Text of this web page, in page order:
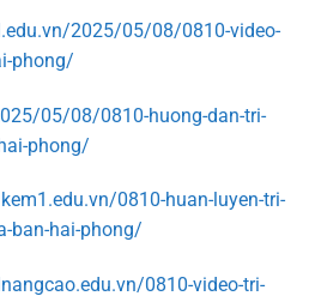
2025/05/08/0810-video-
phong/
05/08/0810-huong-dan-tri-
phong/
0810-huan-luyen-tri-
ban-hai-phong/
0810-video-tri-